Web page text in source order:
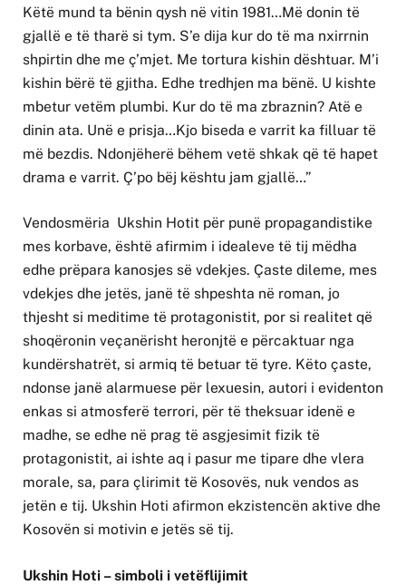
Këtë mund ta bënin qysh në vitin 1981…Më donin të
gjallë e të tharë si tym. S’e dija kur do të ma nxirrnin
shpirtin dhe me ç’mjet. Me tortura kishin dështuar. M’i
kishin bërë të gjitha. Edhe tredhjen ma bënë. U kishte
mbetur vetëm plumbi. Kur do të ma zbraznin? Atë e
dinin ata. Unë e prisja…Kjo biseda e varrit ka filluar të
më bezdis. Ndonjëherë bëhem vetë shkak që të hapet
drama e varrit. Ç’po bëj kështu jam gjallë…”
Vendosmëria Ukshin Hotit për punë propagandistike
mes korbave, është afirmim i idealeve të tij mëdha
edhe prëpara kanosjes së vdekjes. Çaste dileme, mes
vdekjes dhe jetës, janë të shpeshta në roman, jo
thjesht si meditime të protagonistit, por si realitet që
shoqëronin veçanërisht heronjtë e përcaktuar nga
kundërshatrët, si armiq të betuar të tyre. Këto çaste,
ndonse janë alarmuese për lexuesin, autori i evidenton
enkas si atmosferë terrori, për të theksuar idenë e
madhe, se edhe në prag të asgjesimit fizik të
protagonistit, ai ishte aq i pasur me tipare dhe vlera
morale, sa, para çlirimit të Kosovës, nuk vendos as
jetën e tij. Ukshin Hoti afirmon ekzistencën aktive dhe
Kosovën si motivin e jetës së tij.
Ukshin Hoti – simboli i vetëflijimit